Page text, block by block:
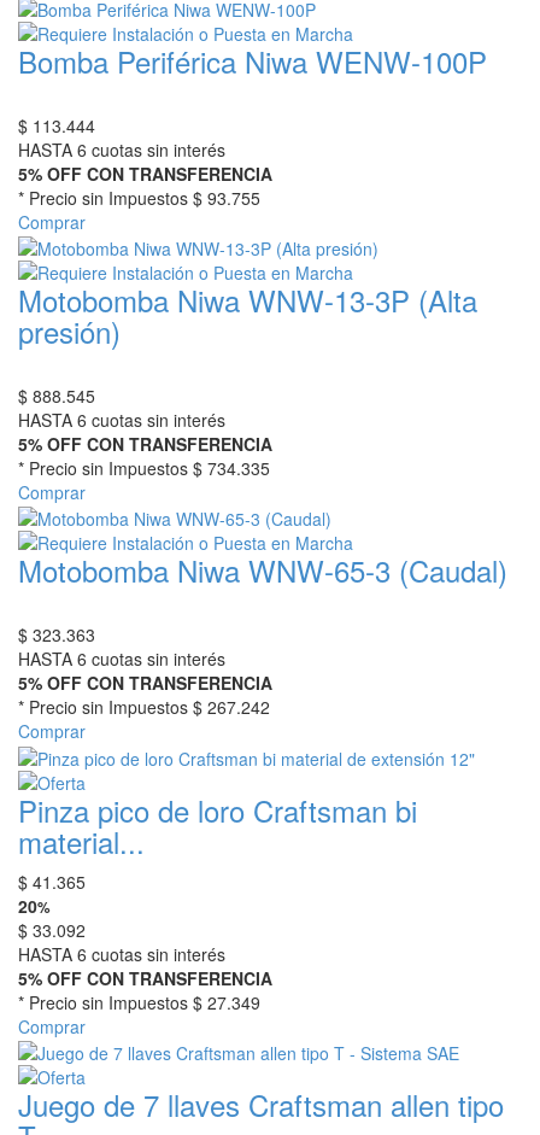
Bomba Periférica Niwa WENW-100P
$ 113.444
HASTA 6 cuotas sin interés
5% OFF CON TRANSFERENCIA
* Precio sin Impuestos $ 93.755
Comprar
Motobomba Niwa WNW-13-3P (Alta
presión)
$ 888.545
HASTA 6 cuotas sin interés
5% OFF CON TRANSFERENCIA
* Precio sin Impuestos $ 734.335
Comprar
Motobomba Niwa WNW-65-3 (Caudal)
$ 323.363
HASTA 6 cuotas sin interés
5% OFF CON TRANSFERENCIA
* Precio sin Impuestos $ 267.242
Comprar
Pinza pico de loro Craftsman bi
material...
$ 41.365
20%
$ 33.092
HASTA 6 cuotas sin interés
5% OFF CON TRANSFERENCIA
* Precio sin Impuestos $ 27.349
Comprar
Juego de 7 llaves Craftsman allen tipo